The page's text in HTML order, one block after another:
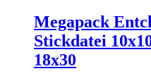
Megapack
Stickdatei
18x30